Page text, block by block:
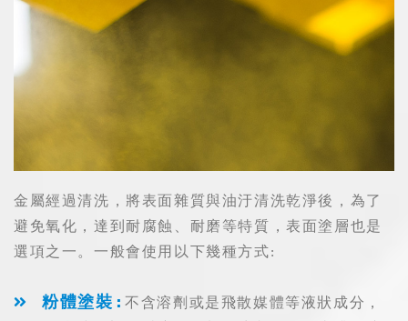
金屬經過清洗，將表面雜質與油汙清洗乾淨後，為了
避免氧化，達到耐腐蝕、耐磨等特質，表面塗層也是
選項之一。一般會使用以下幾種方式:
粉體塗裝:不含溶劑或是飛散媒體等液狀成分，